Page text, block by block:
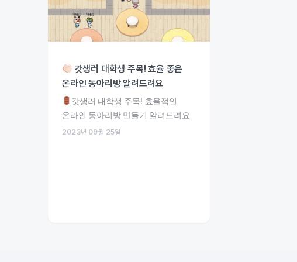
갓생러 대학생 주목! 효율 좋은
온라인 동아리방 알려드려요
갓생러 대학생 주목! 효율적인
온라인 동아리방 만들기 알려드려요
2023년 09월 25일